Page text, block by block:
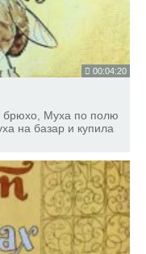
00:04:20
брюхо, Муха по полю
на базар и купила